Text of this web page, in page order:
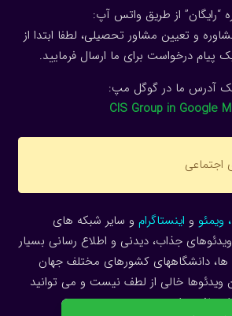
“رایگان” از طریق واتس آپ:
و تعیین مشاور تحصیلی، لطفا ابتدا از
درخواست برای ما ارسال فرمایید.
آدرس ما در گوگل مپ:
CIS Group in Google
اجتماعی
، ویمئو و اینستاگرام و سایر شبکه های
جذاب، دیدنی و اطلاع رسانی بسیار
ها، دانشگاههای کشورهای مختلف جهان
ویدئوها خالی از لطف نیست و می توانید
دریافت دارید.